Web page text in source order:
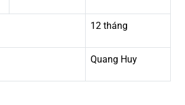
12 tháng
Quang Huy